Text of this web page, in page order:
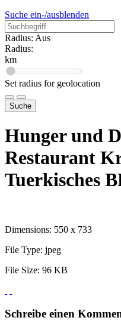
Suche ein-/ausblenden
Radius: Aus
Radius:
km
Set radius for geolocation
Suche
Hunger und
Restaurant
Tuerkisches
Dimensions: 550 x 733
File Type: jpeg
File Size: 96 KB
Schreibe einen